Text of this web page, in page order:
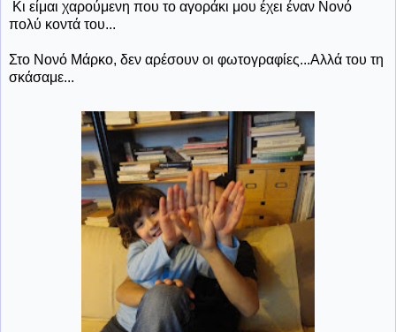
Κι είμαι χαρούμενη που το αγοράκι μου έχει έναν Νονό
πολύ κοντά του...
Στο Νονό Μάρκο, δεν αρέσουν οι φωτογραφίες...Αλλά του τη
σκάσαμε...